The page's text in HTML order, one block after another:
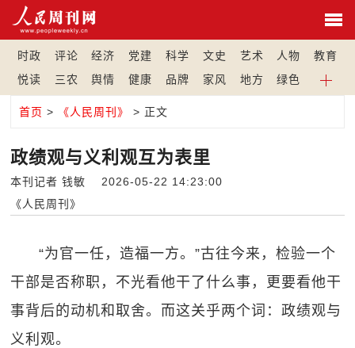
时政 评论 经济 党建 科学 文史 艺术 人物
教育
悦读
三农 舆情 健康 品牌 家风 地方 绿色
首页 > 《人民周刊》 > 正文
政绩观与义利观互为表里
本刊记者 钱敏 2026-05-22 14:23:00
《人民周刊》
“为官一任，造福一方。”古往今来，检验一个
干部是否称职，不光看他干了什么事，更要看他干
事背后的动机和取舍。而这关乎两个词：政绩观与
义利观。